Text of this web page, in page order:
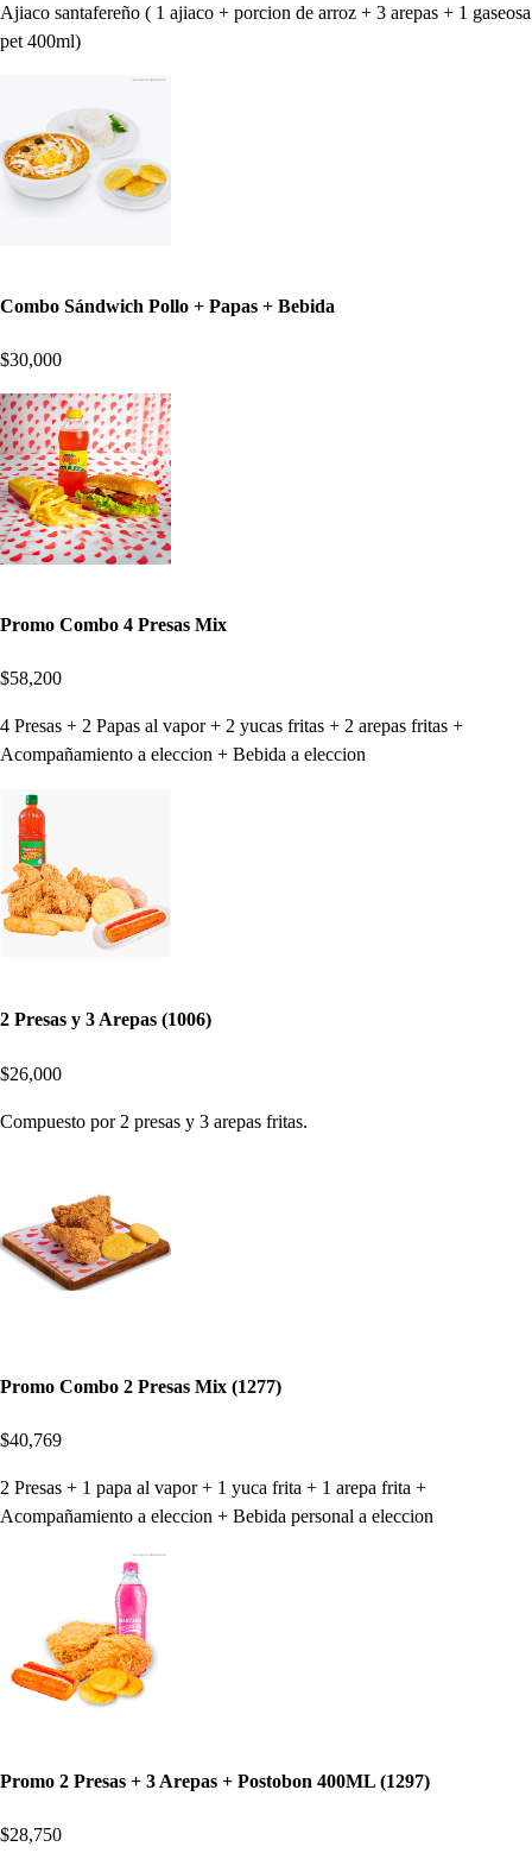
Ajiaco santafereño ( 1 ajiaco + porcion de arroz + 3 arepas + 1 gaseosa
pet 400ml)
Combo Sándwich Pollo + Papas + Bebida
$30,000
Promo Combo 4 Presas Mix
$58,200
4 Presas + 2 Papas al vapor + 2 yucas fritas + 2 arepas fritas +
Acompañamiento a eleccion + Bebida a eleccion
2 Presas y 3 Arepas (1006)
$26,000
Compuesto por 2 presas y 3 arepas fritas.
Promo Combo 2 Presas Mix (1277)
$40,769
2 Presas + 1 papa al vapor + 1 yuca frita + 1 arepa frita +
Acompañamiento a eleccion + Bebida personal a eleccion
Promo 2 Presas + 3 Arepas + Postobon 400ML (1297)
$28,750